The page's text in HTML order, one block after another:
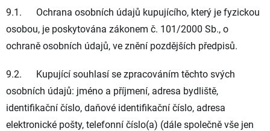
9.1. Ochrana osobních údajů kupujícího, který je fyzickou
osobou, je poskytována zákonem č. 101/2000 Sb., o
ochraně osobních údajů, ve znění pozdějších předpisů.
9.2. Kupující souhlasí se zpracováním těchto svých
osobních údajů: jméno a příjmení, adresa bydliště,
identifikační číslo, daňové identifikační číslo, adresa
elektronické pošty, telefonní číslo(a) (dále společně vše jen